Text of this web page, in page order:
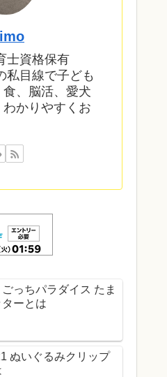
士資格保有
私目線で子ども
、脳活、愛犬
かりやすくお
っちパラダイス たま
ターとは
ぬいぐるみクリップ